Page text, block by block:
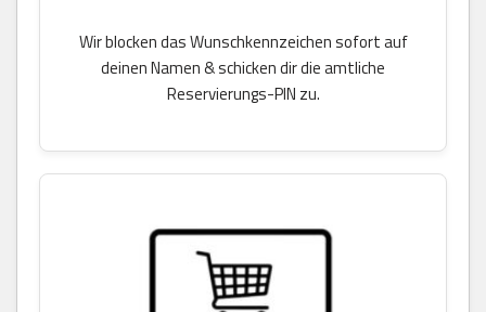
Wir blocken das Wunschkennzeichen sofort auf
deinen Namen & schicken dir die amtliche
Reservierungs-PIN zu.